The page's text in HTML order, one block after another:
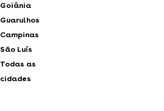
Goiânia
Guarulhos
Campinas
São Luís
Todas as
cidades